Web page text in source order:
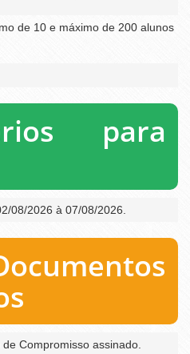
de 10 e máximo de 200 alunos
para
08/2026 à 07/08/2026.
Compromisso assinado.